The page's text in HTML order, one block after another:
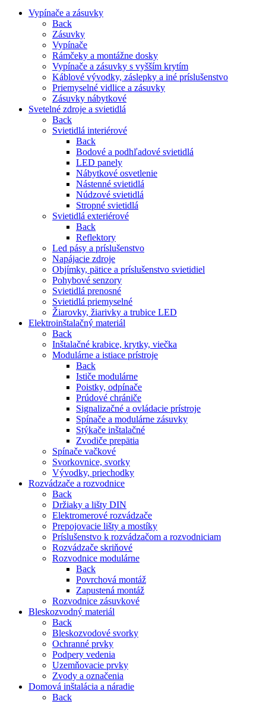
Vypínače a zásuvky
Back
Zásuvky
Vypínače
Rámčeky a montážne dosky
Vypínače a zásuvky s vyšším krytím
Káblové vývodky, záslepky a iné príslušenstvo
Priemyselné vidlice a zásuvky
Zásuvky nábytkové
Svetelné zdroje a svietidlá
Back
Svietidlá interiérové
Back
Bodové a podhľadové svietidlá
LED panely
Nábytkové osvetlenie
Nástenné svietidlá
Núdzové svietidlá
Stropné svietidlá
Svietidlá exteriérové
Back
Reflektory
Led pásy a príslušenstvo
Napájacie zdroje
Objímky, pätice a príslušenstvo svietidiel
Pohybové senzory
Svietidlá prenosné
Svietidlá priemyselné
Žiarovky, žiarivky a trubice LED
Elektroinštalačný materiál
Back
Inštalačné krabice, krytky, viečka
Modulárne a istiace prístroje
Back
Ističe modulárne
Poistky, odpínače
Prúdové chrániče
Signalizačné a ovládacie prístroje
Spínače a modulárne zásuvky
Stýkače inštalačné
Zvodiče prepätia
Spínače vačkové
Svorkovnice, svorky
Vývodky, priechodky
Rozvádzače a rozvodnice
Back
Držiaky a lišty DIN
Elektromerové rozvádzače
Prepojovacie lišty a mostíky
Príslušenstvo k rozvádzačom a rozvodniciam
Rozvádzače skriňové
Rozvodnice modulárne
Back
Povrchová montáž
Zapustená montáž
Rozvodnice zásuvkové
Bleskozvodný materiál
Back
Bleskozvodové svorky
Ochranné prvky
Podpery vedenia
Uzemňovacie prvky
Zvody a označenia
Domová inštalácia a náradie
Back